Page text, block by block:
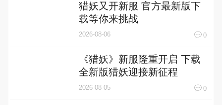
猎妖又开新服 官方最新版下
载等你来挑战
2026-08-06 0
《猎妖》新服隆重开启 下载
全新版猎妖迎接新征程
2026-08-05 0